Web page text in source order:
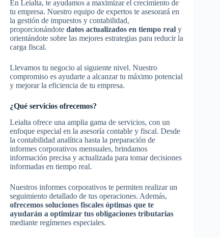
En Leialta, te ayudamos a maximizar el crecimiento de
tu empresa. Nuestro equipo de expertos te asesorará en
la gestión de impuestos y contabilidad,
proporcionándote datos actualizados en tiempo real y
orientándote sobre las mejores estrategias para reducir la
carga fiscal.
Llevamos tu negocio al siguiente nivel. Nuestro
compromiso es ayudarte a alcanzar tu máximo potencial
y mejorar la eficiencia de tu empresa.
¿Qué servicios ofrecemos?
Leialta ofrece una amplia gama de servicios, con un
enfoque especial en la asesoría contable y fiscal. Desde
la contabilidad analítica hasta la preparación de
informes corporativos mensuales, brindamos
información precisa y actualizada para tomar decisiones
informadas en tiempo real.
Nuestros informes corporativos te permiten realizar un
seguimiento detallado de tus operaciones. Además,
ofrecemos soluciones fiscales óptimas que te
ayudarán a optimizar tus obligaciones tributarias
mediante regímenes especiales.